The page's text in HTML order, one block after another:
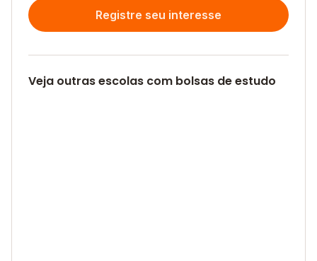
Registre seu interesse
Veja outras escolas com bolsas de estudo